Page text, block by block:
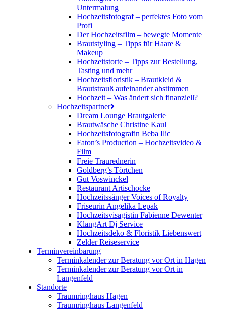
Untermalung
Hochzeitsfotograf – perfektes Foto vom
Profi
Der Hochzeitsfilm – bewegte Momente
Brautstyling – Tipps für Haare &
Makeup
Hochzeitstorte – Tipps zur Bestellung,
Tasting und mehr
Hochzeitsfloristik – Brautkleid &
Brautstrauß aufeinander abstimmen
Hochzeit – Was ändert sich finanziell?
Hochzeitspartner
Dream Lounge Brautgalerie
Brautwäsche Christine Kaul
Hochzeitsfotografin Beba Ilic
Faton’s Production – Hochzeitsvideo &
Film
Freie Traurednerin
Goldberg’s Törtchen
Gut Voswinckel
Restaurant Artischocke
Hochzeitssänger Voices of Royalty
Friseurin Angelika Lepak
Hochzeitsvisagistin Fabienne Dewenter
KlangArt Dj Service
Hochzeitsdeko & Floristik Liebenswert
Zelder Reiseservice
Terminvereinbarung
Terminkalender zur Beratung vor Ort in Hagen
Terminkalender zur Beratung vor Ort in
Langenfeld
Standorte
Traumringhaus Hagen
Traumringhaus Langenfeld